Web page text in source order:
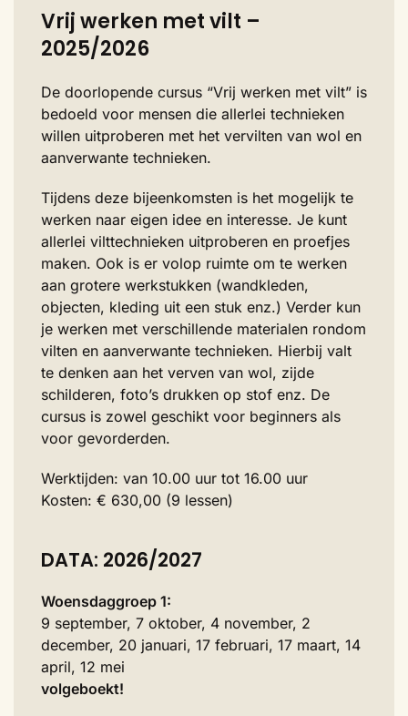
Vrij werken met vilt –
2025/2026
De doorlopende cursus “Vrij werken met vilt” is
bedoeld voor mensen die allerlei technieken
willen uitproberen met het vervilten van wol en
aanverwante technieken.
Tijdens deze bijeenkomsten is het mogelijk te
werken naar eigen idee en interesse. Je kunt
allerlei vilttechnieken uitproberen en proefjes
maken. Ook is er volop ruimte om te werken
aan grotere werkstukken (wandkleden,
objecten, kleding uit een stuk enz.) Verder kun
je werken met verschillende materialen rondom
vilten en aanverwante technieken. Hierbij valt
te denken aan het verven van wol, zijde
schilderen, foto’s drukken op stof enz. De
cursus is zowel geschikt voor beginners als
voor gevorderden.
Werktijden: van 10.00 uur tot 16.00 uur
Kosten: € 630,00 (9 lessen)
DATA: 2026/2027
Woensdaggroep 1:
9 september, 7 oktober, 4 november, 2
december, 20 januari, 17 februari, 17 maart, 14
april, 12 mei
volgeboekt!